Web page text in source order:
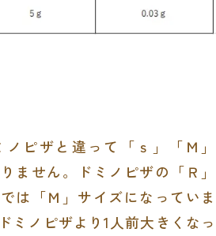
ピザと違って「ｓ」「Ｍ」
ません。ドミノピザの「Ｒ」
は「Ｍ」サイズになっていま
ミノピザより1 人前大きくなっ